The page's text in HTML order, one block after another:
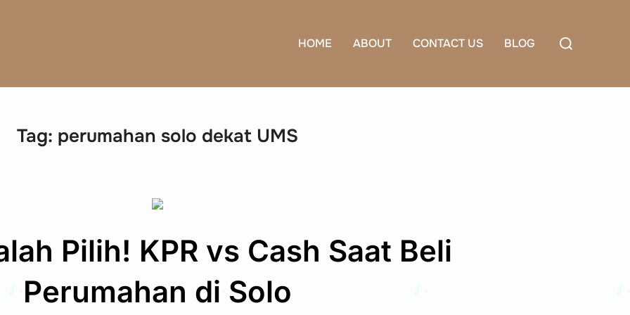
HOME ABOUT CONTACT US BLOG
Search
Tag: perumahan solo dekat UMS
Pilih! KPR vs Cash Saat Beli
Perumahan di Solo